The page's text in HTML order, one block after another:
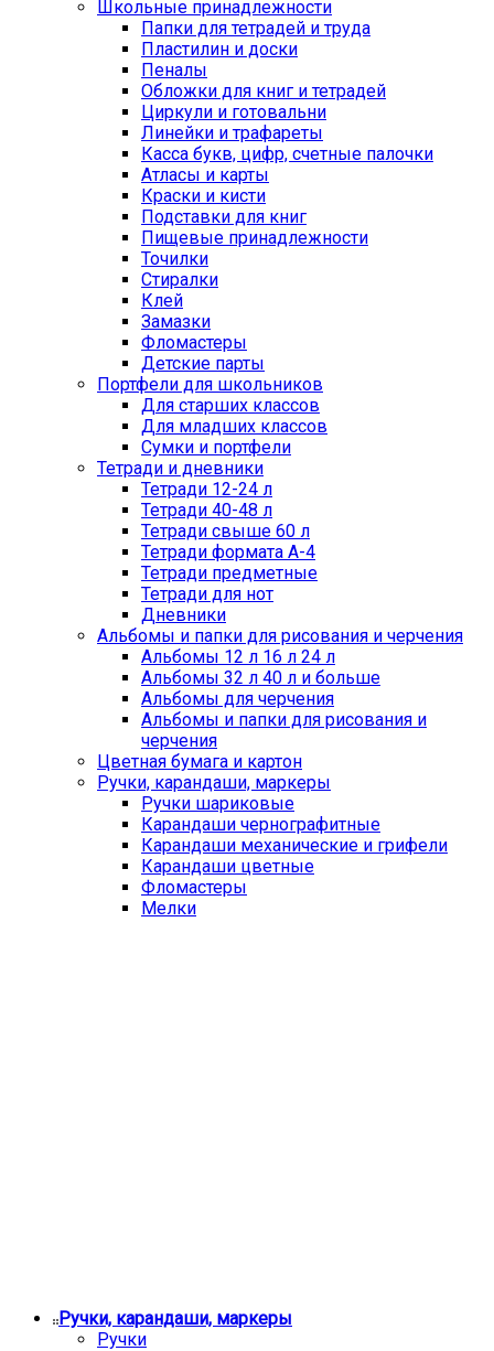
Школьные принадлежности
Папки для тетрадей и труда
Пластилин и доски
Пеналы
Обложки для книг и тетрадей
Циркули и готовальни
Линейки и трафареты
Касса букв, цифр, счетные палочки
Атласы и карты
Краски и кисти
Подставки для книг
Пищевые принадлежности
Точилки
Стиралки
Клей
Замазки
Фломастеры
Детские парты
Портфели для школьников
Для старших классов
Для младших классов
Сумки и портфели
Тетради и дневники
Тетради 12-24 л
Тетради 40-48 л
Тетради свыше 60 л
Тетради формата А-4
Тетради предметные
Тетради для нот
Дневники
Альбомы и папки для рисования и черчения
Альбомы 12 л 16 л 24 л
Альбомы 32 л 40 л и больше
Альбомы для черчения
Альбомы и папки для рисования и
черчения
Цветная бумага и картон
Ручки, карандаши, маркеры
Ручки шариковые
Карандаши чернографитные
Карандаши механические и грифели
Карандаши цветные
Фломастеры
Мелки
Ручки, карандаши, маркеры
Ручки